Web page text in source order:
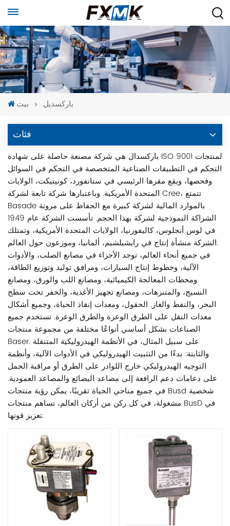
بيت باركسديل
فئات
باركسدال هي شركة مصنعة حاصلة على شهادة ISO 9001 لمنتجات
التحكم في التطبيقات الصناعية المتخصصة في التحكم في السوائل
وفحصها، ويقع مقرها الرئيسي في ستانفورد، كونيتيكت، الولايات
المتحدة الأمريكية. وباعتبارها شركة تابعة لشركة Cree، تتمتع
Basade بالموارد المالية لشركة كبيرة مع الحفاظ على مرونة
الشراكة النموذجية لشركة بهذا الحجم. تأسست الشركة عام 1949
في لوس أنجلوس، كاليفورنيا، الولايات المتحدة الأمريكية، وتمتلك
الشركة منشأة إنتاج في رايشيلشيم، ألمانيا، وموزعون حول العالم.
في جميع أنحاء العالم، توجد الأجزاء في مصانع الصلب، والأدوات
الآلية، وخطوط إنتاج السيارات، ومرافق توليد وتوزيع الطاقة،
ومحطات المعالجة الكيميائية، ومصانع اللب والورق، ومصانع
النسيج، والمتنزهات، ومصانع تجهيز الأغذية، والحفر تحت سطح
البحر، والنفط والغاز. الحقول، ومعدات إنقاذ الحياة، وجميع أشكال
معدات النقل على الطرق الوعرة والطرق الوعرة. تستخدم جميع
الصناعات بشكل أساسي أنواعًا مختلفة من مجموعة منتجات
Baser. على سبيل المثال، في الأنظمة الهيدروليكية المتنقلة
والثابتة: بدءًا من التثبيت الهيدروليكي في الأدوات الآلية، وأنظمة
التوجيه الهيدروليكي خارج اللوادر على الطرق أو مراقبة الحمل
على دعامات دعم الرافعة إلى مصاعد البضائع والمصاعد العمودية.
في جميع مناحي الحياة تقريبًا، يمكن رؤية منتجات Busd شخصية
مشغولة، في كل ركن من أركان العالم، تساهم منتجات BusD في
تعزيز قوتها.